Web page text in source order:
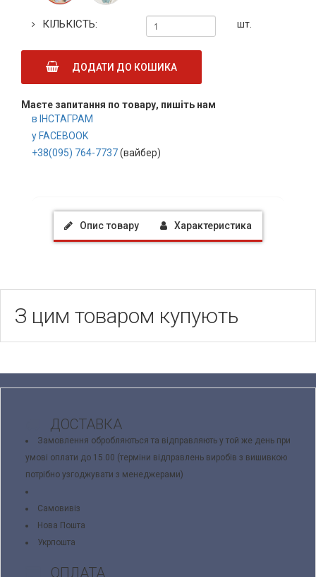
КІЛЬКІСТЬ: шт.
ДОДАТИ ДО КОШИКА
Маєте запитання по товару, пишіть нам
в ІНСТАГРАМ
у FACEBOOK
+38(095) 764-7737(вайбер)
Опис товару Характеристика
З цим товаром купують
ДОСТАВКА
Замовлення обробляються та відправляють у той же день при
умові оплати до 15.00 (терміни відправлень виробів з вишивкою
потрібно узгоджувати з менеджерами)
Самовивіз
Нова Пошта
Укрпошта
ОПЛАТА